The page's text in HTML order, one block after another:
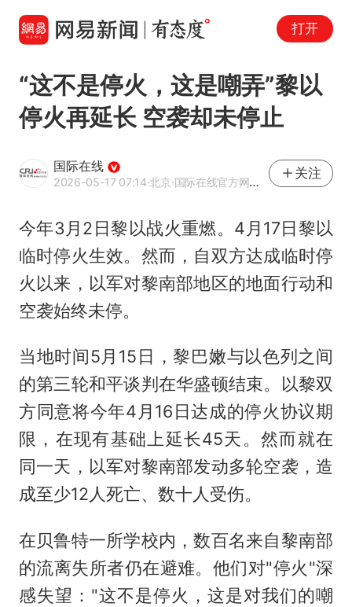
打开
“这不是停火，这是嘲弄”黎以
停火再延长 空袭却未停止
国际在线
2026-05-17 07:14·北京·国际在线官方网易号
关注
今年3月2日黎以战火重燃。4月17日黎以
临时停火生效。然而，自双方达成临时停
火以来，以军对黎南部地区的地面行动和
空袭始终未停。
当地时间5月15日，黎巴嫩与以色列之间
的第三轮和平谈判在华盛顿结束。以黎双
方同意将今年4月16日达成的停火协议期
限，在现有基础上延长45天。然而就在
同一天，以军对黎南部发动多轮空袭，造
成至少12人死亡、数十人受伤。
在贝鲁特一所学校内，数百名来自黎南部
的流离失所者仍在避难。他们对"停火"深
感失望："这不是停火，这是对我们的嘲